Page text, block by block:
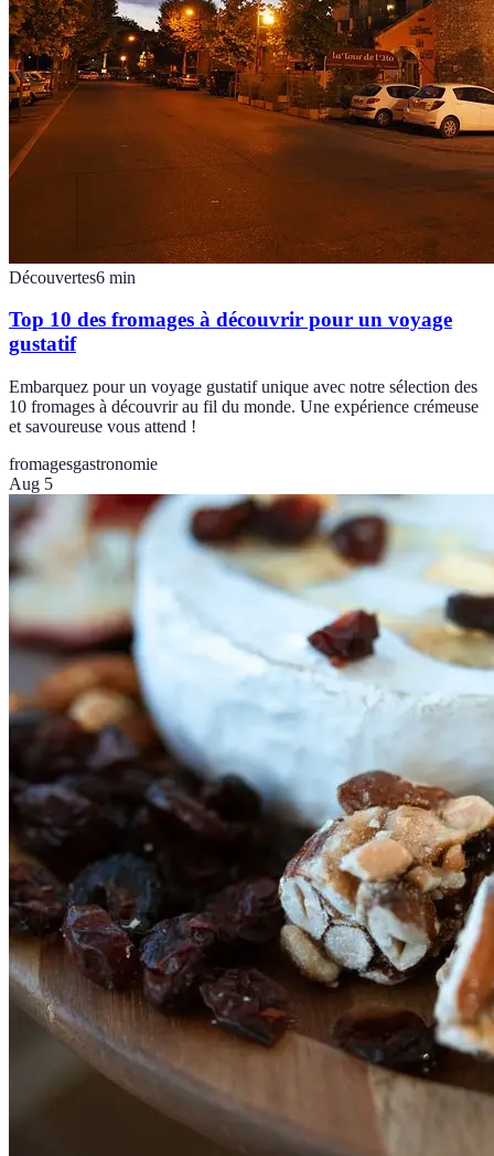
Découvertes6 min
Top 10 des fromages à découvrir pour un voyage
gustatif
Embarquez pour un voyage gustatif unique avec notre sélection des
10 fromages à découvrir au fil du monde. Une expérience crémeuse
et savoureuse vous attend !
fromagesgastronomie
Aug 5